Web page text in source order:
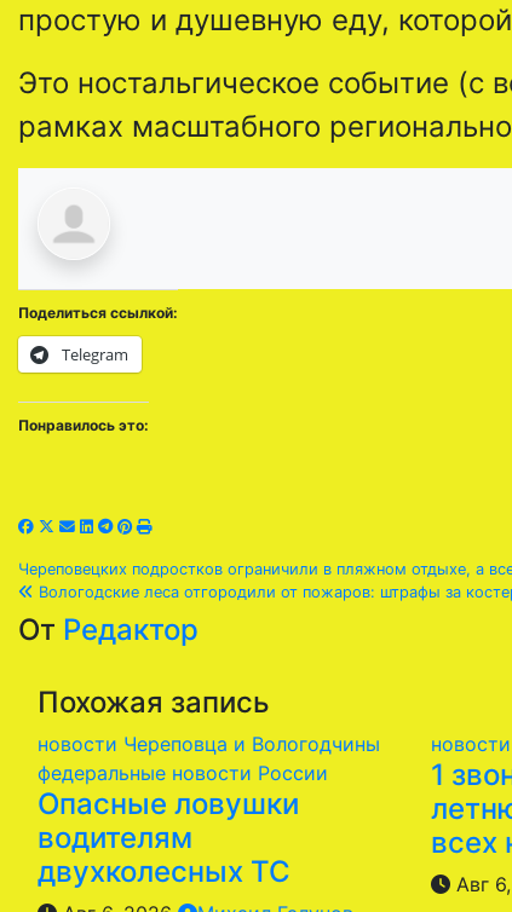
простую и душевную еду,
Это ностальгическое событие (с
рамках масштабного
Поделиться ссылкой:
Telegram
Понравилось это:
Навигация
по
Череповецких подростков ограничили в пляжном отдыхе, а
Вологодские леса отгородили от пожаров: штрафы за
От Редактор
Похожая запись
новости Череповца и Вологодчины
федеральные новости России
Опасные ловушки
водителям
двухколесных ТС
1
всех
Авг